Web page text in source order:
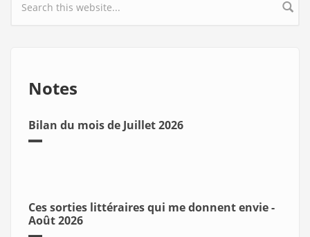
Search form
Notes
Bilan du mois de Juillet 2026
Ces sorties littéraires qui me donnent envie -
Août 2026